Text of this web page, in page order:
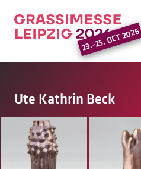
23.-25. OCT 2026
Ute Kathrin Beck